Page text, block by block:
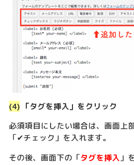
(4) 「タグを挿入」をクリック
必須項目にしたい場合は、画面上
「✔︎チェック」を入れます。
その後、画面下の「タグを挿入 」